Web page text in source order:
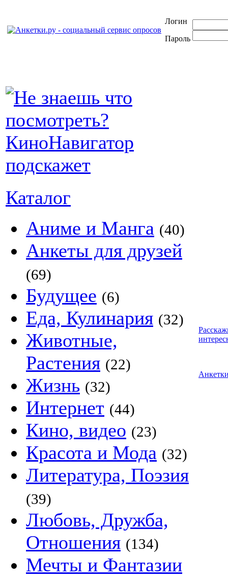
Логин
Пароль
Каталог
Аниме и Манга (40)
Анкеты для друзей
(69)
Будущее (6)
Еда, Кулинария (32)
Животные,
Растения (22)
Жизнь (32)
Интернет (44)
Кино, видео (23)
Красота и Мода (32)
Литература, Поэзия
(39)
Любовь, Дружба,
Отношения (134)
Мечты и Фантазии